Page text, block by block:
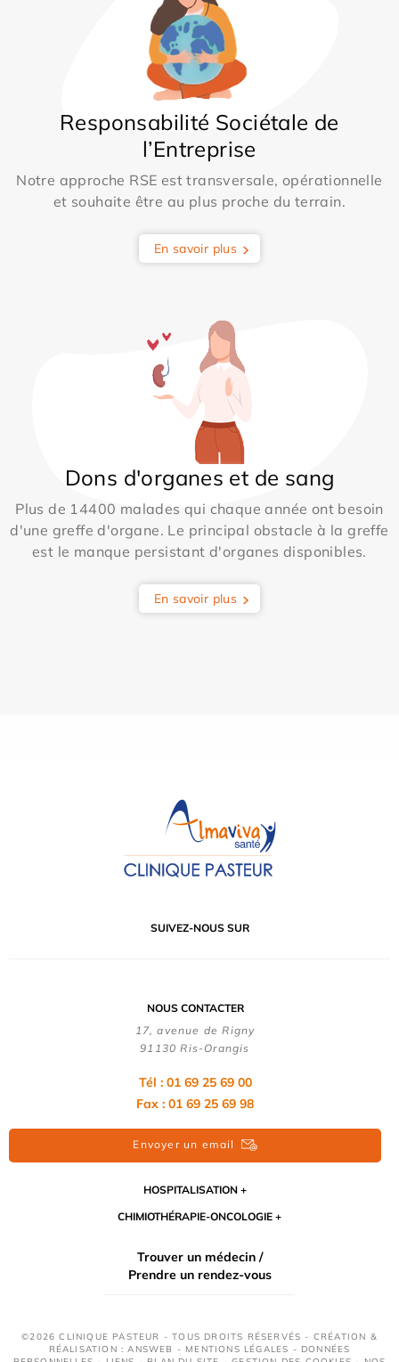
Responsabilité Sociétale de
l’Entreprise
Notre approche RSE est transversale, opérationnelle
et souhaite être au plus proche du terrain.
En savoir plus
Dons d'organes et de sang
Plus de 14400 malades qui chaque année ont besoin
d'une greffe d'organe. Le principal obstacle à la greffe
est le manque persistant d'organes disponibles.
En savoir plus
SUIVEZ-NOUS SUR
NOUS CONTACTER
17, avenue de Rigny
91130 Ris-Orangis
Tél : 01 69 25 69 00
Fax : 01 69 25 69 98
Envoyer un email
HOSPITALISATION
CHIMIOTHÉRAPIE-ONCOLOGIE
Trouver un médecin /
Prendre un rendez-vous
©2026 CLINIQUE PASTEUR - TOUS DROITS RÉSERVÉS - CRÉATION &
RÉALISATION : ANSWEB - MENTIONS LÉGALES - DONNÉES